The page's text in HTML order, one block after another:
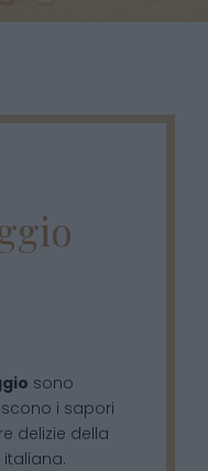
sono
i sapori
delizie della